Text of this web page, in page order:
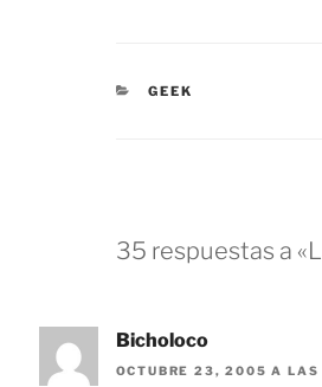
CATEGORÍAS
GEEK
35 respuestas a
Bicholoco
OCTUBRE 23, 2005 A LAS